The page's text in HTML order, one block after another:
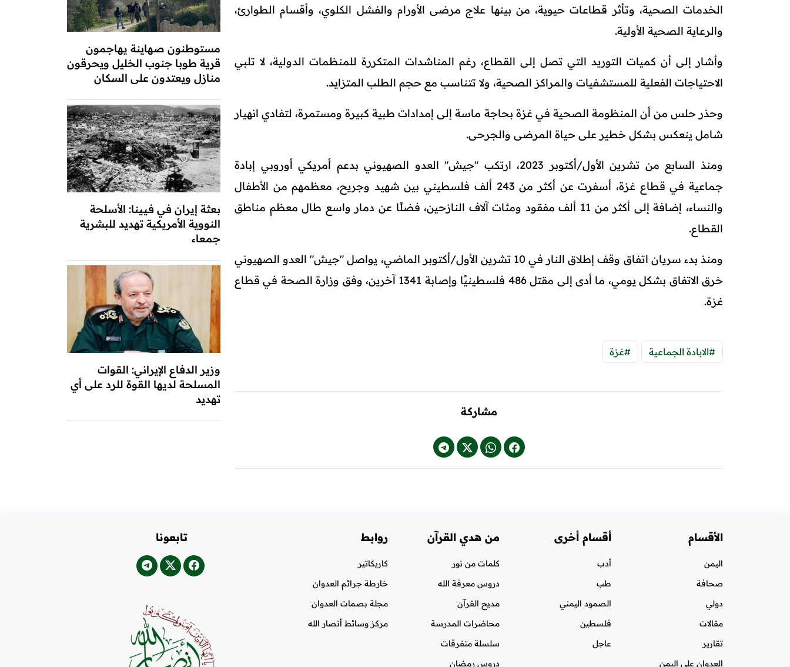
الخدمات الصحية، وتأثر قطاعات حيوية، من بينها علاج مرضى الأورام والفشل الكلوي، وأقسام الطوارئ،
والرعاية الصحية الأولية.
وأشار إلى أن كميات التوريد التي تصل إلى القطاع، رغم المناشدات المتكررة للمنظمات الدولية، لا تلبي
الاحتياجات الفعلية للمستشفيات والمراكز الصحية، ولا تتناسب مع حجم الطلب المتزايد.
وحذر حلس من أن المنظومة الصحية في غزة بحاجة ماسة إلى إمدادات طبية كبيرة ومستمرة، لتفادي انهيار
شامل ينعكس بشكل خطير على حياة المرضى والجرحى.
ومنذ السابع من تشرين الأول/أكتوبر 2023، ارتكب "جيش" العدو الصهيوني بدعم أمريكي أوروبي إبادة
جماعية في قطاع غزة، أسفرت عن أكثر من 243 ألف فلسطيني بين شهيد وجريح، معظمهم من الأطفال
والنساء، إضافة إلى أكثر من 11 ألف مفقود ومئات آلاف النازحين، فضلًا عن دمار واسع طال معظم مناطق
القطاع.
ومنذ بدء سريان اتفاق وقف إطلاق النار في 10 تشرين الأول/أكتوبر الماضي، يواصل "جيش" العدو الصهيوني
خرق الاتفاق بشكل يومي، ما أدى إلى مقتل 486 فلسطينيًا وإصابة 1341 آخرين، وفق وزارة الصحة في قطاع
غزة.
#الابادة الجماعية #غزة
مشاركة
مستوطنون صهاينة يهاجمون
قرية طوبا جنوب الخليل ويحرقون
منازل ويعتدون على السكان
بعثة إيران في فيينا: الأسلحة
النووية الأمريكية تهديد للبشرية
جمعاء
وزير الدفاع الإيراني: القوات
المسلحة لديها القوة للرد على أي
تهديد
الأقسام
اليمن
صحافة
دولي
مقالات
تقارير
العدوان على اليمن
أقسام أخرى
أدب
طب
الصمود اليمني
فلسطين
عاجل
من هدي القرآن
كلمات من نور
دروس معرفة الله
مديح القرآن
محاضرات المدرسة
سلسلة متفرقات
دروس رمضان
روابط
كاريكاتير
خارطة جرائم العدوان
مجلة بصمات العدوان
مركز وسائط أنصار الله
تابعونا